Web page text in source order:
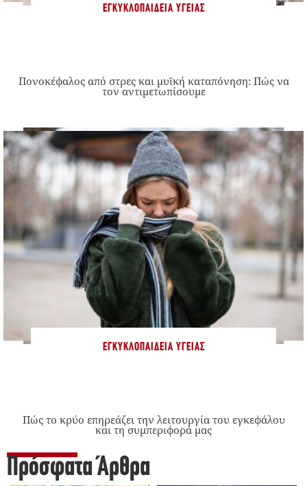
ΕΓΚΥΚΛΟΠΑΊΔΕΙΑ ΥΓΕΊΑΣ
Πονοκέφαλος από στρες και μυϊκή καταπόνηση: Πώς να
τον αντιμετωπίσουμε
ΕΓΚΥΚΛΟΠΑΊΔΕΙΑ ΥΓΕΊΑΣ
Πώς το κρύο επηρεάζει την λειτουργία του εγκεφάλου
και τη συμπεριφορά μας
Πρόσφατα Άρθρα